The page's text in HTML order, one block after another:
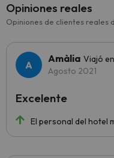
Opiniones reales
Opiniones de clientes reales
Amàlia Viajó
Agosto 2021
El personal del hotel
Excelente